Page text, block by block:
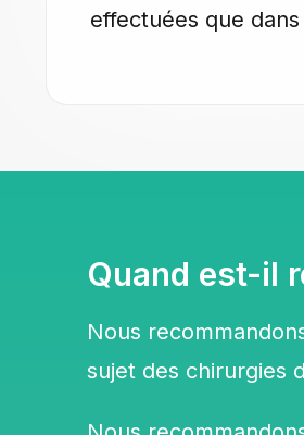
effectuées que
Quand est-il
Nous
sujet des chirurgies